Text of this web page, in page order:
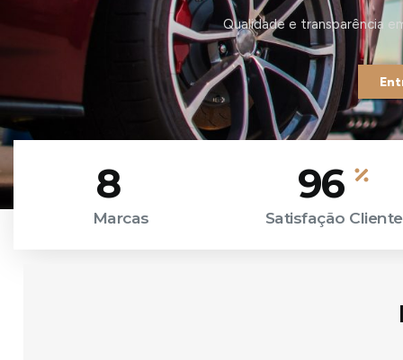
Qualidade e transparência
8
Marcas
96
Satisfação Cliente